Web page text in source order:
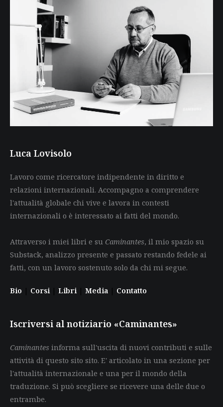
Luca Lovisolo
Lavoro come ricercatore indipendente in diritto e
relazioni internazionali. Accompagno a comprendere
l'attualità globale chi vive e lavora in contesti
internazionali o è interessato ai fatti del mondo.
Attraverso i miei libri e su Caminantes, il mio spazio su
Substack, analizzo presente e passato restando fedele ai
fatti, con un lavoro sostenuto solo da chi mi segue.
Bio | Corsi | Libri | Media | Contatto
Iscriversi al notiziario «Caminantes»
Caminantes informa sull'uscita di nuovi contributi e sulle
attività di questo sito sito. E' articolato in una sezione per
l'attualità internazionale e una per il mondo della
traduzione. Si può scegliere se ricevere una delle due o
entrambe.